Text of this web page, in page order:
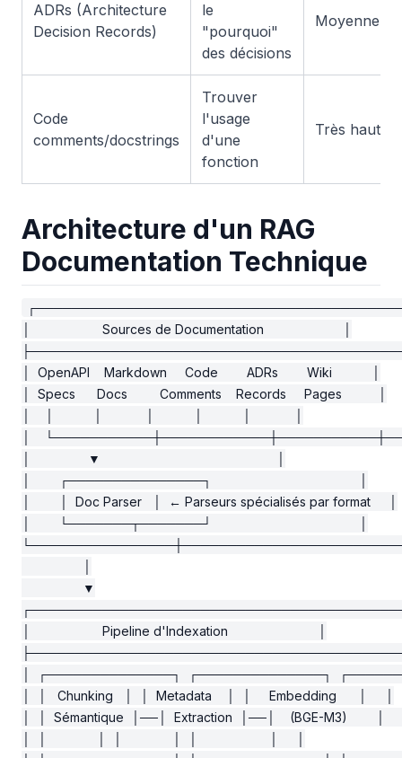
ADRs (Architecture
Decision Records)
le
"pourquoi"
des décisions
Moyenne
Code
comments/docstrings
Trouver
l'usage
d'une
fonction
Très haute
Architecture d'un RAG
Documentation Technique
│                    Sources de Documentation                      │
│  OpenAPI    Markdown     Code        ADRs        Wiki           │
│  Specs      Docs         Comments    Records     Pages          │
│
│                ▼                                                 │
│        ┌───────────────┐                                         │
│        │  Doc Parser   │  ← Parseurs spécialisés par format     │
│        └───────┬───────┘                                         │
                 ▼
│                    Pipeline d'Indexation                         │
│  ┌──────────────┐  ┌──────────────┐
│  │   Chunking   │  │  Metadata    │  │     Embedding      │     │
│  │  Sémantique  │──│  Extraction  │──│    (BGE-M3)        │